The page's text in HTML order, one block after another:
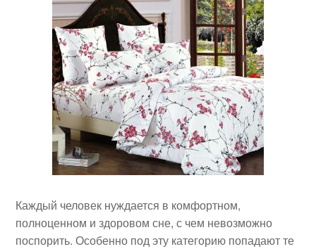
Каждый человек нуждается в комфортном,
полноценном и здоровом сне, с чем невозможно
поспорить. Особенно под эту категорию попадают те